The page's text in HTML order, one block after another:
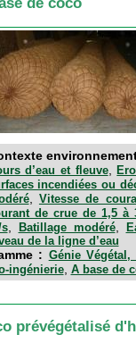
de coco
d’eau et fleuve,
incendiées ou
, Vitesse de
de crue de 1,5 à
, Batillage modéré,
de la ligne d’eau
: Génie
ingénierie, A base de
prévégétalisé